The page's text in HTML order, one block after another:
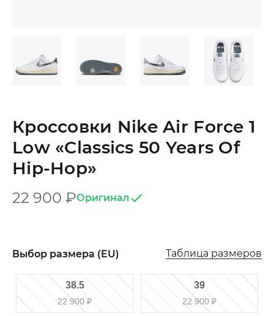
Кроссовки Nike Air Force 1
Low «Classics 50 Years Of
Hip-Hop»
22 900 ₽Оригинал
Выбор размера (EU) Таблица размеров
38.5
22 900 ₽
39
22 900 ₽